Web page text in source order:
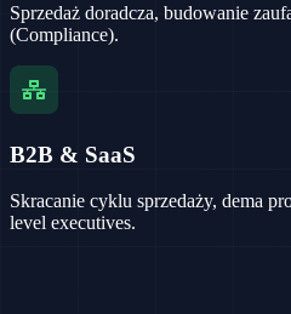
Sprzedaż doradcza, budowanie
(Compliance).
B2B & SaaS
Skracanie cyklu sprzedaży, dema
level executives.